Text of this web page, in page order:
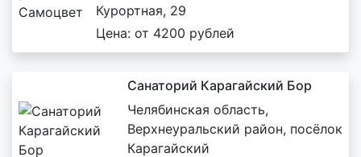
Курортная, 29
Цена: от 4200 рублей
Санаторий Карагайский Бор
Челябинская область,
Верхнеуральский район, посёлок
Карагайский